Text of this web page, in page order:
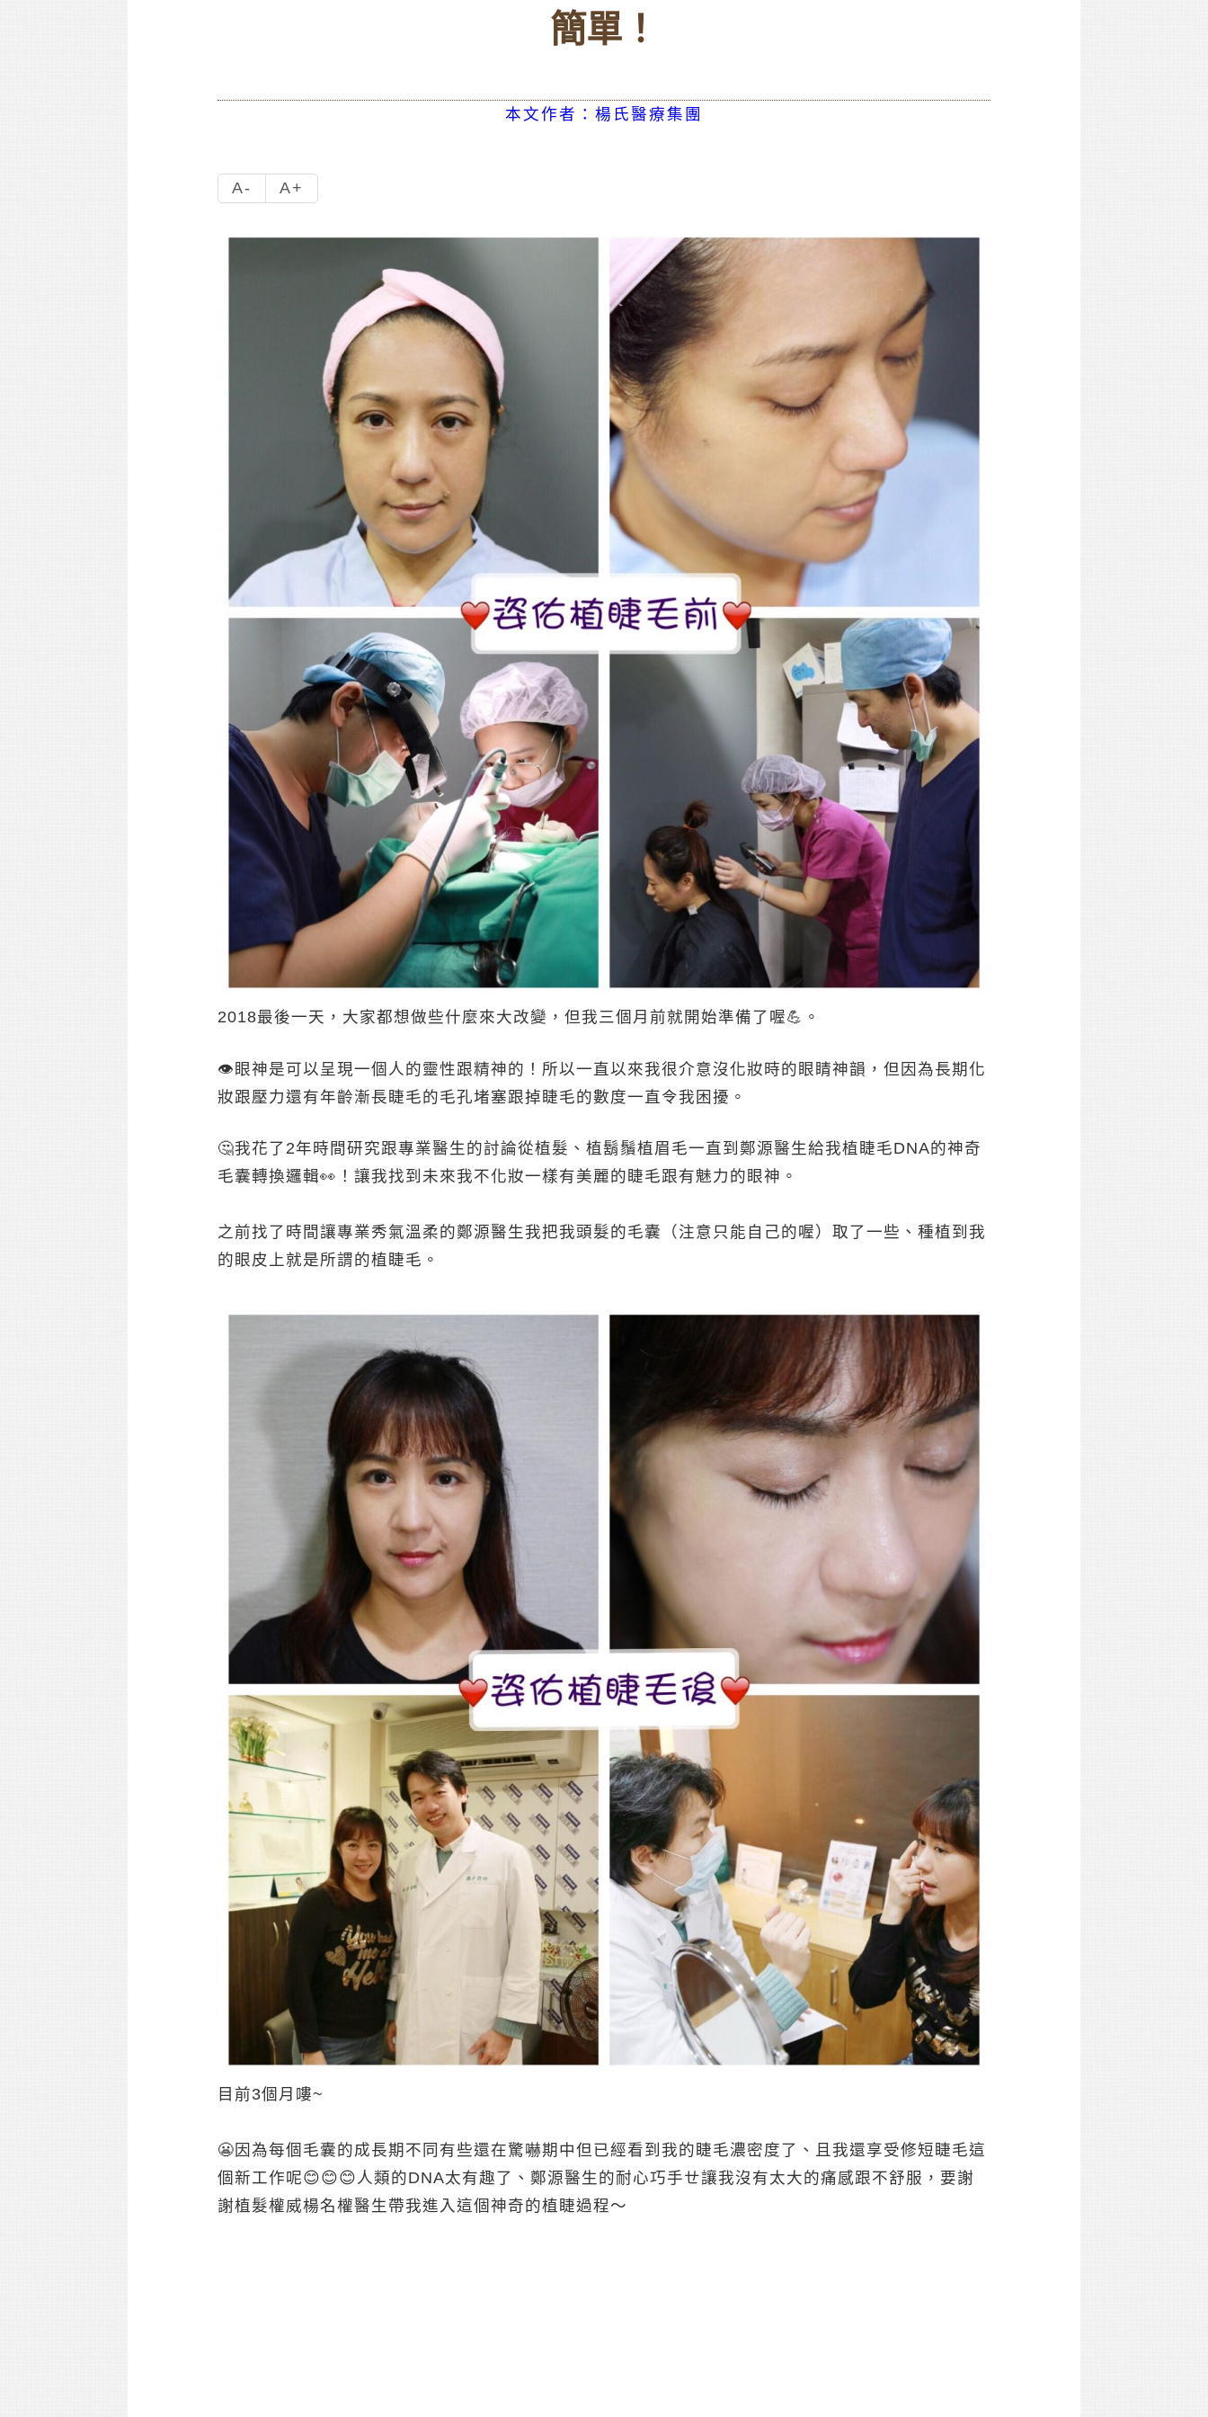
簡單！
本文作者：楊氏醫療集團
A- A+
2018最後一天，大家都想做些什麼來大改變，但我三個月前就開始準備了喔💪。
👁眼神是可以呈現一個人的靈性跟精神的！所以一直以來我很介意沒化妝時的眼睛神韻，但因為長期化
妝跟壓力還有年齡漸長睫毛的毛孔堵塞跟掉睫毛的數度一直令我困擾。
🤔️我花了2年時間研究跟專業醫生的討論從植髮、植鬍鬚植眉毛一直到鄭源醫生給我植睫毛DNA的神奇
毛囊轉換邏輯👀！讓我找到未來我不化妝一樣有美麗的睫毛跟有魅力的眼神。
之前找了時間讓專業秀氣溫柔的鄭源醫生我把我頭髮的毛囊（注意只能自己的喔）取了一些、種植到我
的眼皮上就是所謂的植睫毛。
目前3個月嘍~
😬因為每個毛囊的成長期不同有些還在驚嚇期中但已經看到我的睫毛濃密度了、且我還享受修短睫毛這
個新工作呢😊😊😊人類的DNA太有趣了、鄭源醫生的耐心巧手ㄝ讓我沒有太大的痛感跟不舒服，要謝
謝植髮權威楊名權醫生帶我進入這個神奇的植睫過程～